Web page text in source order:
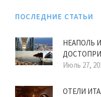
ПОСЛЕДНИЕ СТАТЬИ
НЕАПОЛЬ
Июль 27,
ОТЕЛИ